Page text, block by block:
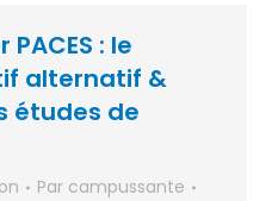
PACES : le
alternatif &
études de
Par campussante